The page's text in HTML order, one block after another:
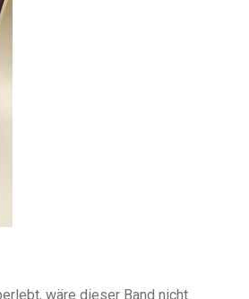
wäre dieser Band nicht